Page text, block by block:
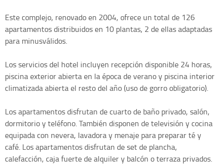
Este complejo, renovado en 2004, ofrece un total de 126
apartamentos distribuidos en 10 plantas, 2 de ellas adaptadas
para minusválidos.
Los servicios del hotel incluyen recepción disponible 24 horas,
piscina exterior abierta en la época de verano y piscina interior
climatizada abierta el resto del año (uso de gorro obligatorio).
Los apartamentos disfrutan de cuarto de baño privado, salón,
dormitorio y teléfono. También disponen de televisión y cocina
equipada con nevera, lavadora y menaje para preparar té y
café. Los apartamentos disfrutan de set de plancha,
calefacción, caja fuerte de alquiler y balcón o terraza privados.